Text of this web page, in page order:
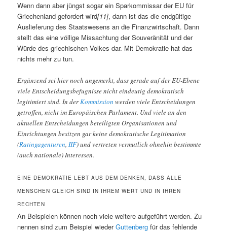
Wenn dann aber jüngst sogar ein Sparkommissar der EU für
Griechenland gefordert wird[11], dann ist das die endgültige
Auslieferung des Staatswesens an die Finanzwirtschaft. Dann
stellt das eine völlige Missachtung der Souveränität und der
Würde des griechischen Volkes dar. Mit Demokratie hat das
nichts mehr zu tun.
Ergänzend sei hier noch angemerkt, dass gerade auf der EU-Ebene
viele Entscheidungsbefugnisse nicht eindeutig demokratisch
legitimiert sind. In derKommission werden viele Entscheidungen
getroffen, nicht im Europäischen Parlament. Und viele an den
aktuellen Entscheidungen beteiligten Organisationen und
Einrichtungen besitzen gar keine demokratische Legitimation
(Ratingagenturen IIF) und vertreten vermutlich ohnehin bestimmte
(auch nationale) Interessen.
EINE DEMOKRATIE LEBT AUS DEM DENKEN, DASS ALLE
MENSCHEN GLEICH SIND IN IHREM WERT UND IN IHREN
RECHTEN
An Beispielen können noch viele weitere aufgeführt werden. Zu
nennen sind zum Beispiel wiederGuttenberg für das fehlende